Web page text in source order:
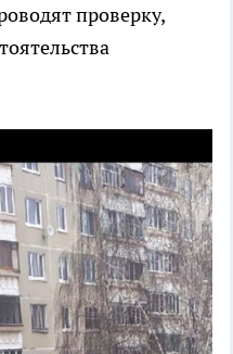
проверку,